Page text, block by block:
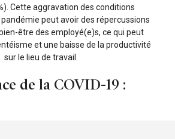
Cette aggravation des conditions
peut avoir des répercussions
être des employé(e)s, ce qui peut
et une baisse de la productivité
sur le lieu de travail.
de la COVID-19 :